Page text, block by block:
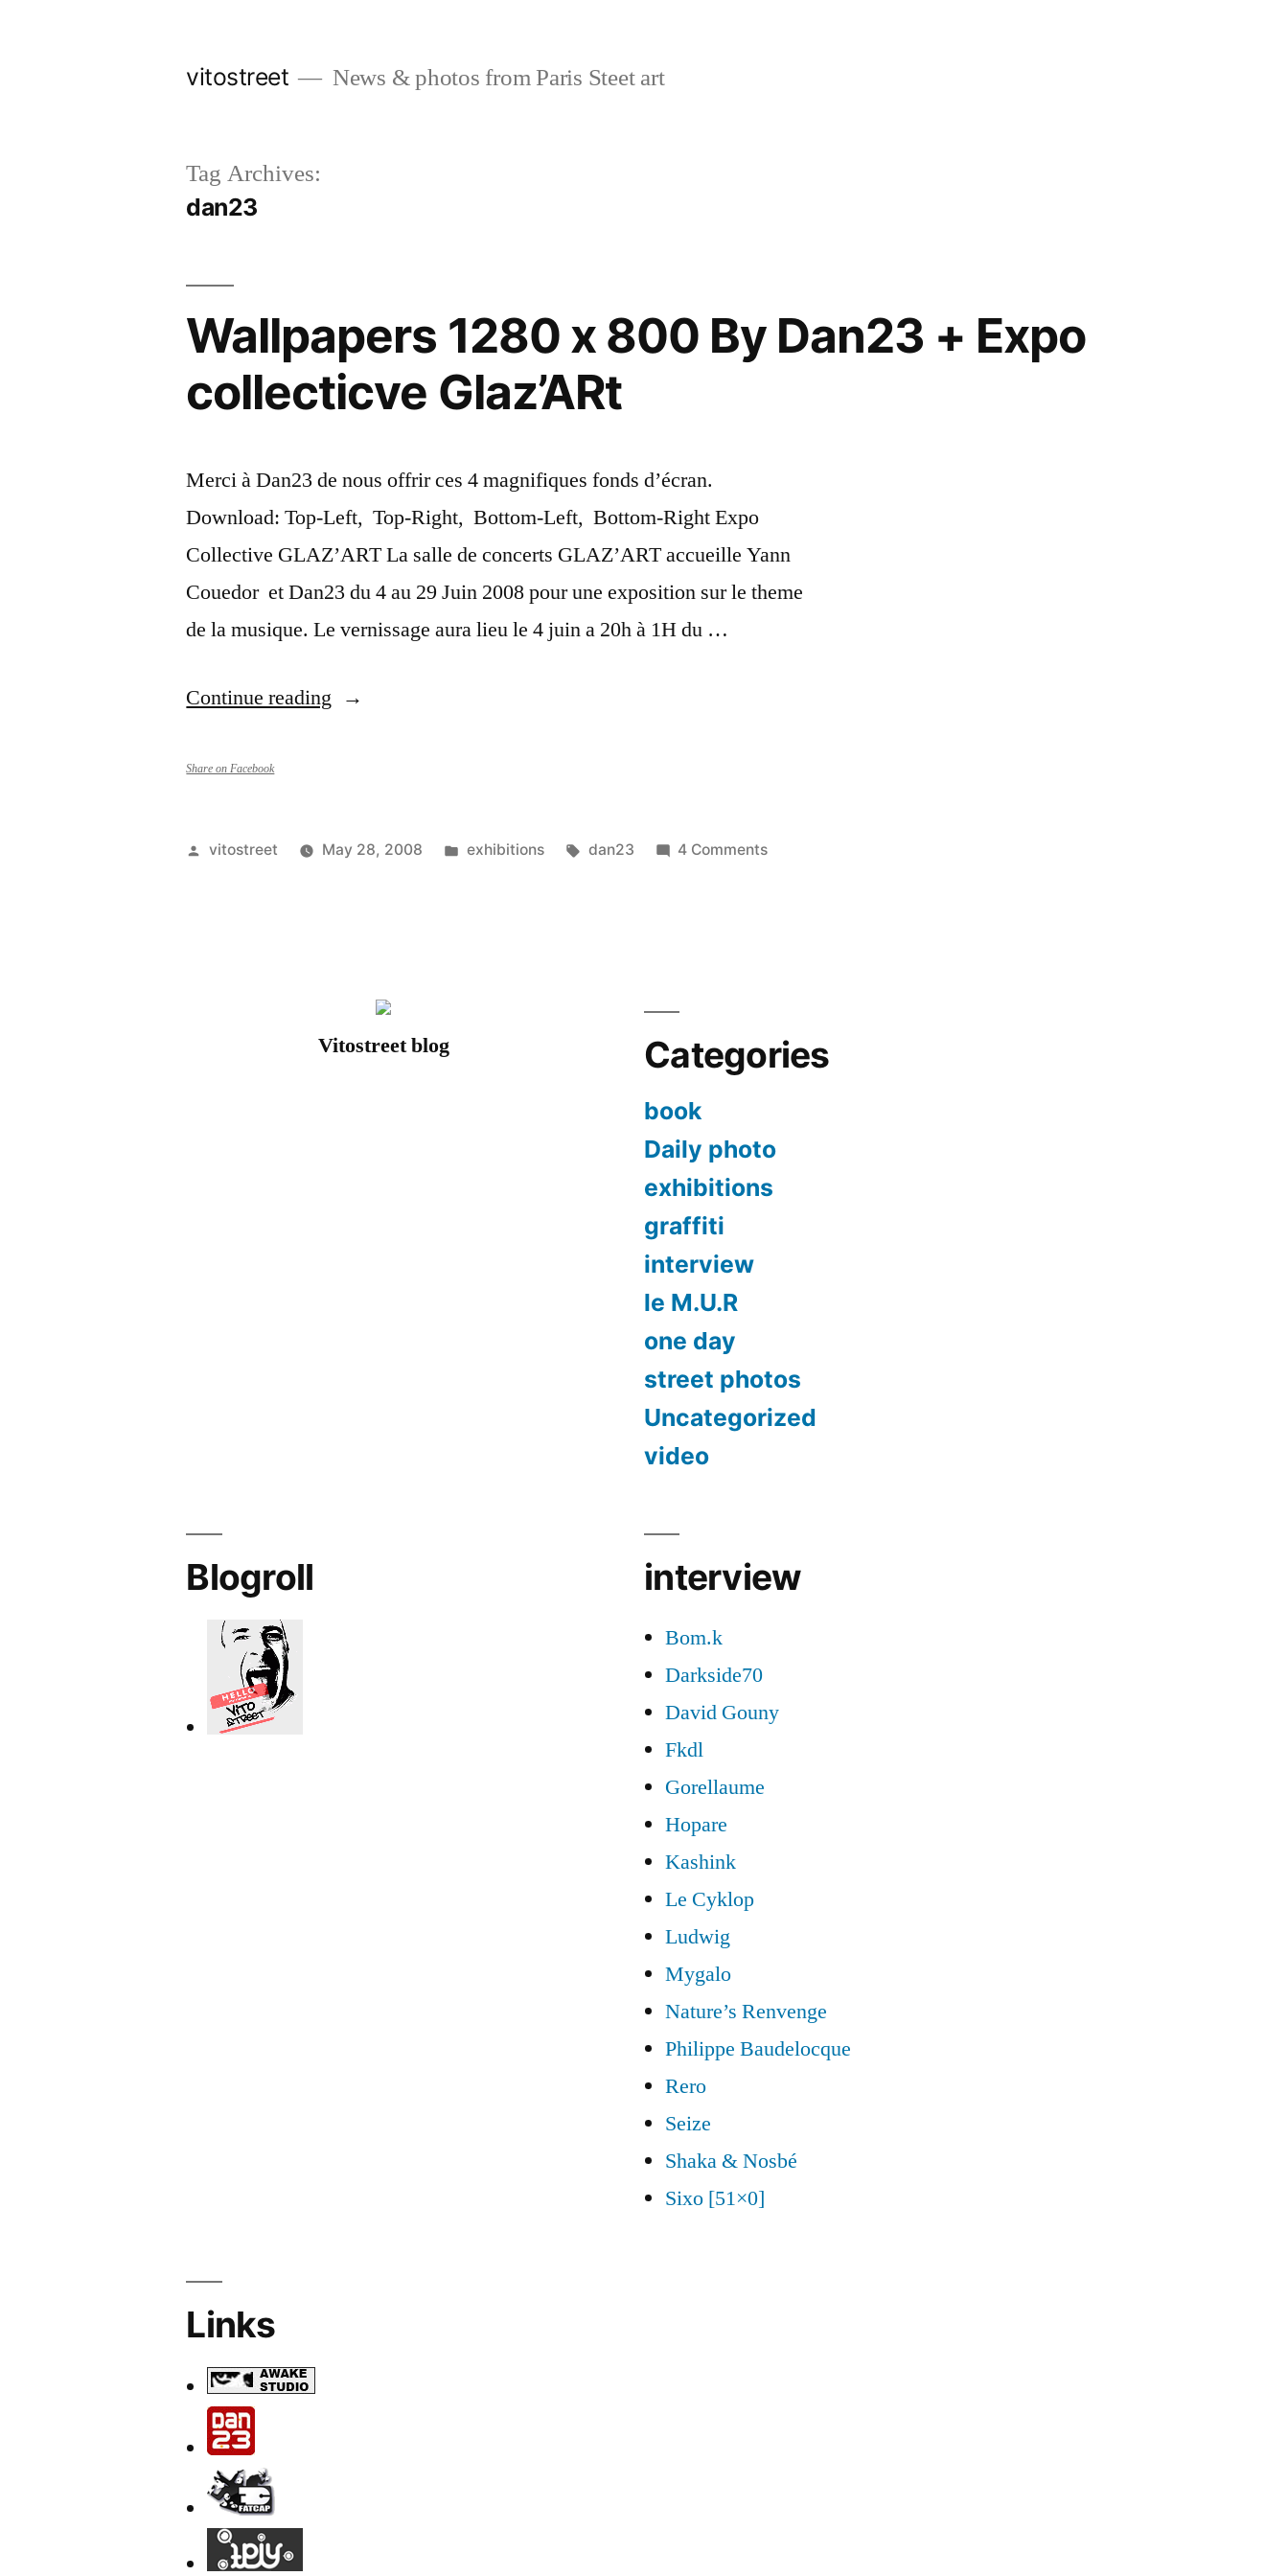
vitostreet News & photos from Paris Steet art
Tag Archives:
dan23
Wallpapers 1280 x 800 By Dan23 + Expo
collecticve Glaz’ARt
Merci à Dan23 de nous offrir ces 4 magnifiques fonds d’écran.
Download: Top-Left, Top-Right, Bottom-Left, Bottom-Right Expo
Collective GLAZ’ART La salle de concerts GLAZ’ART accueille Yann
Couedor et Dan23 du 4 au 29 Juin 2008 pour une exposition sur le theme
de la musique. Le vernissage aura lieu le 4 juin a 20h à 1H du …
Continue reading “Wallpapers
By
collecticve
Glaz’ARt”
Share on Facebook
Posted
vitostreet May 28, 2008
Posted
exhibitions Tags:
dan23 4 Commentson
Expo
Vitostreet blog Categories
book
Daily photo
exhibitions
graffiti
interview
le M.U.R
one day
street photos
Uncategorized
video
Blogroll interview
Bom.k
Darkside70
David Gouny
Fkdl
Gorellaume
Hopare
Kashink
Le Cyklop
Ludwig
Mygalo
Nature’s Renvenge
Philippe Baudelocque
Rero
Seize
Shaka & Nosbé
Sixo [51×0]
Links